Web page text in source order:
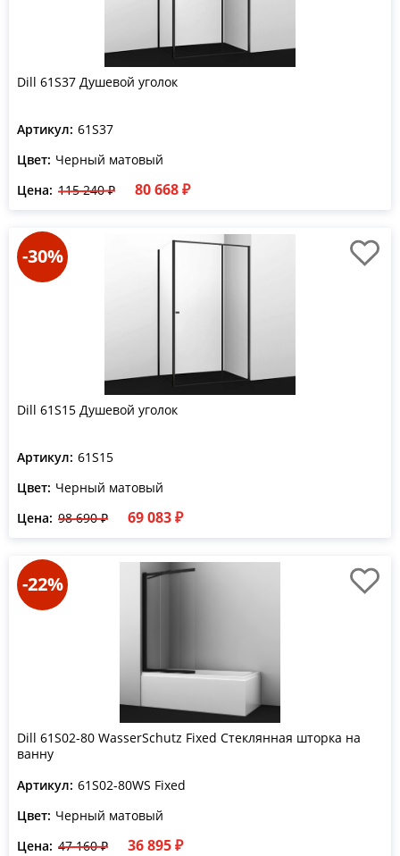
Dill 61S37 Душевой уголок
Артикул: 61S37
Цвет: Черный матовый
Цена: 115 240 ₽ 80 668 ₽
-30%
Dill 61S15 Душевой уголок
Артикул: 61S15
Цвет: Черный матовый
Цена: 98 690 ₽ 69 083 ₽
-22%
Dill 61S02-80 WasserSchutz Fixed Стеклянная шторка на
ванну
Артикул: 61S02-80WS Fixed
Цвет: Черный матовый
Цена: 47 160 ₽ 36 895 ₽